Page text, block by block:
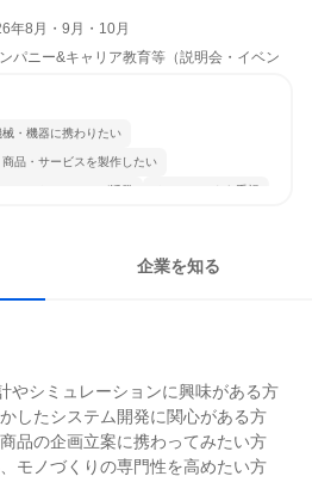
年8月・9月・10月
パニー&キャリア教育等（説明会・イベン
械・機器に携わりたい
商品・サービスを製作したい
ミュニケーションが活発 チームワークを重視
企業を知る
やシミュレーションに興味がある方
したシステム開発に関心がある方
品の企画立案に携わってみたい方
モノづくりの専門性を高めたい方